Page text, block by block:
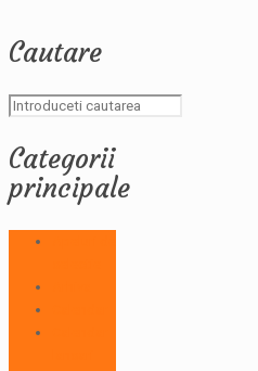
Cautare
Categorii
principale